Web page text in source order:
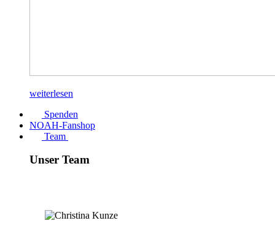
weiterlesen
Spenden
NOAH-Fanshop
Team
Unser Team